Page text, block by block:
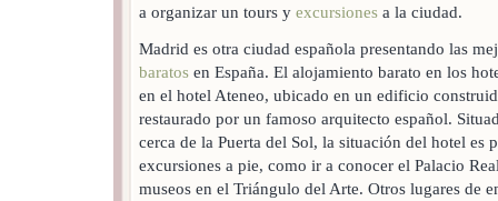
a organizar un tours y excursiones a la ciudad.
Madrid es otra ciudad española presentando las
baratos en España. El alojamiento barato en los
en el hotel Ateneo, ubicado en un edificio
restaurado por un famoso arquitecto español.
cerca de la Puerta del Sol, la situación del hotel es
excursiones a pie, como ir a conocer el Palacio
museos en el Triángulo del Arte. Otros lugares de